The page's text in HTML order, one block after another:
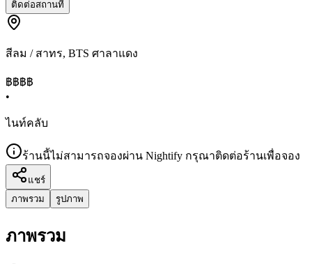
ติดต่อสถานที่
สีลม / สาทร, BTS ศาลาแดง
฿฿฿฿
•
ไนท์คลับ
ร้านนี้ไม่สามารถจองผ่าน Nightify กรุณาติดต่อร้านเพื่อจอง
แชร์
ภาพรวม
รูปภาพ
ภาพรวม